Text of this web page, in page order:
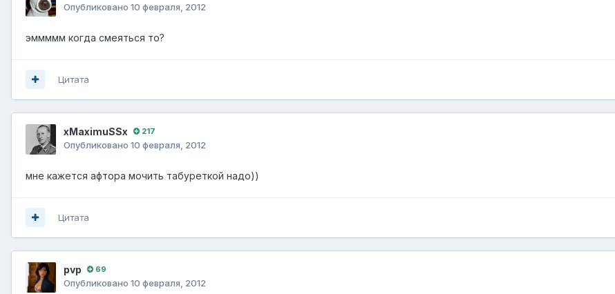
Опубликовано 10 февраля, 2012
эммммм когда смеяться то?
Цитата
xMaximuSSx 217
Опубликовано 10 февраля, 2012
мне кажется афтора мочить табуреткой надо))
Цитата
pvp 69
Опубликовано 10 февраля, 2012